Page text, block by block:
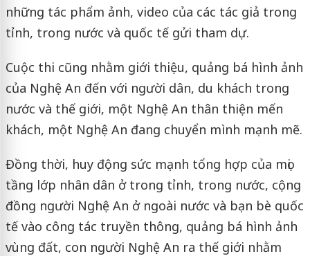
những tác phẩm ảnh, video của các tác giả trong
tỉnh, trong nước và quốc tế gửi tham dự.
Cuộc thi cũng nhằm giới thiệu, quảng bá hình ảnh
của Nghệ An đến với người dân, du khách trong
nước và thế giới, một Nghệ An thân thiện mến
khách, một Nghệ An đang chuyển mình mạnh mẽ.
Đồng thời, huy động sức mạnh tổng hợp của mọi
tầng lớp nhân dân ở trong tỉnh, trong nước, cộng
đồng người Nghệ An ở ngoài nước và bạn bè quốc
tế vào công tác truyền thông, quảng bá hình ảnh
vùng đất, con người Nghệ An ra thế giới nhằm